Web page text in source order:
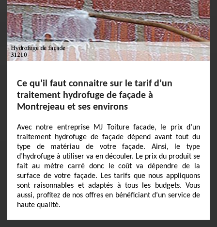
Ce qu’il faut connaitre sur le tarif d’un
traitement hydrofuge de façade à
Montrejeau et ses environs
Avec notre entreprise MJ Toiture facade, le prix d’un
traitement hydrofuge de façade dépend avant tout du
type de matériau de votre façade. Ainsi, le type
d’hydrofuge à utiliser va en découler. Le prix du produit se
fait au mètre carré donc le coût va dépendre de la
surface de votre façade. Les tarifs que nous appliquons
sont raisonnables et adaptés à tous les budgets. Vous
aussi, profitez de nos offres en bénéficiant d’un service de
haute qualité.